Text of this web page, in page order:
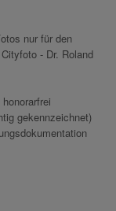
nur für den
- Dr. Roland
gekennzeichnet)